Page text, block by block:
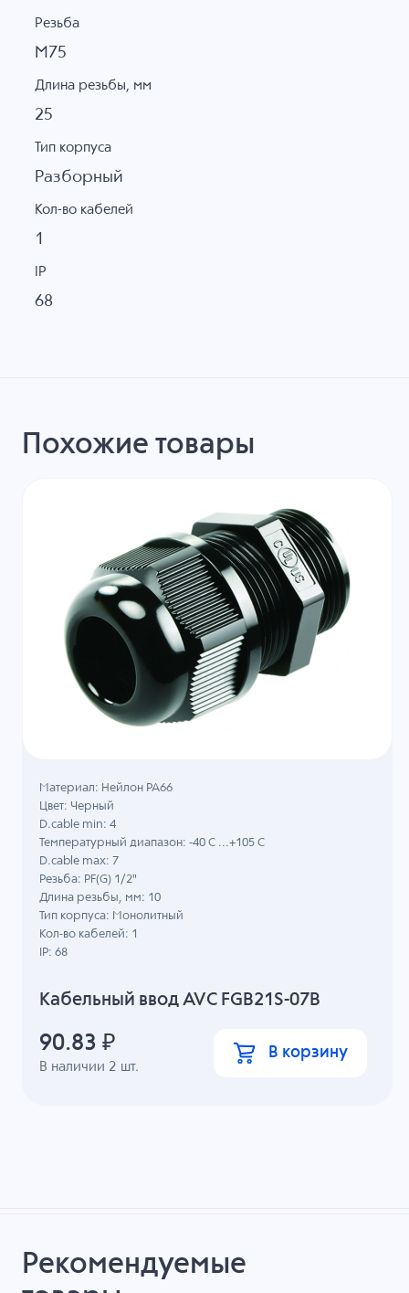
Резьба
M75
Длина резьбы, мм
25
Тип корпуса
Разборный
Кол-во кабелей
1
IP
68
Похожие товары
Кабельный ввод AVC FGB21S-07B
В наличии 2 шт.
Материал: Нейлон PA66
Цвет: Черный
D.cable min: 4
Температурный диапазон: -40 C ...+105 C
D.cable max: 7
Резьба: PF(G) 1/2"
Длина резьбы, мм: 10
Тип корпуса: Монолитный
Кол-во кабелей: 1
IP: 68
90.83 ₽ В корзину
Рекомендуемые